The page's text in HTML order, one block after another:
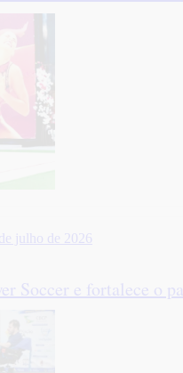
julho de 2026
Soccer e fortalece o